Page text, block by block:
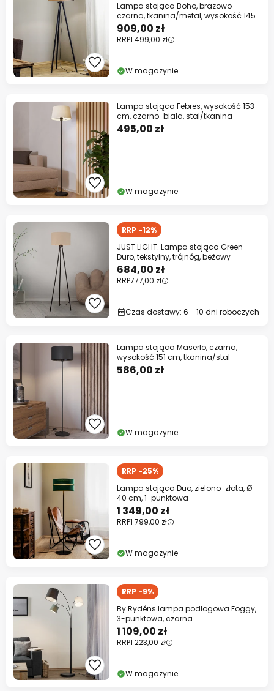
Lampa stojąca Boho, brązowo-
czarna, tkanina/metal, wysokość 145
cm
909,00 zł
RRP1 499,00 zł
W magazynie
Lampa stojąca Febres, wysokość 153
cm, czarno-biała, stal/tkanina
495,00 zł
W magazynie
RRP -12%
JUST LIGHT. Lampa stojąca Green
Duro, tekstylny, trójnóg, beżowy
684,00 zł
RRP777,00 zł
Czas dostawy: 6 - 10 dni roboczych
Lampa stojąca Maserlo, czarna,
wysokość 151 cm, tkanina/stal
586,00 zł
W magazynie
RRP -25%
Lampa stojąca Duo, zielono-złota, Ø
40 cm, 1-punktowa
1 349,00 zł
RRP1 799,00 zł
W magazynie
RRP -9%
By Rydéns lampa podłogowa Foggy,
3-punktowa, czarna
1 109,00 zł
RRP1 223,00 zł
W magazynie